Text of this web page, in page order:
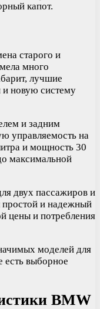
капот.
старого и
много
лучшие
и новую систему
и задним
управляемость на
и мощность 30
максимальной
двух пассажиров и
и надежный
цены и потребления
моделей для
есть выборное
BMW